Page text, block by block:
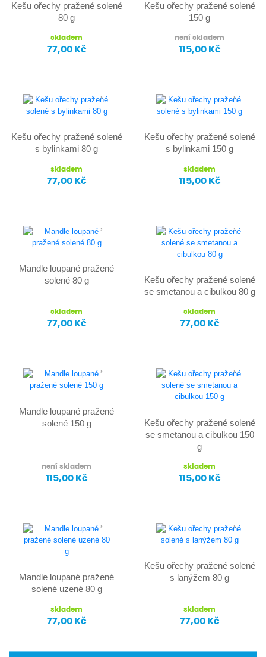
Kešu ořechy pražené solené
80 g
skladem
77,00 Kč
Kešu ořechy pražené solené
150 g
není skladem
115,00 Kč
Kešu ořechy pražené solené
s bylinkami 80 g
skladem
77,00 Kč
Kešu ořechy pražené solené
s bylinkami 150 g
skladem
115,00 Kč
Mandle loupané pražené
solené 80 g
skladem
77,00 Kč
Kešu ořechy pražené solené
se smetanou a cibulkou 80 g
skladem
77,00 Kč
Mandle loupané pražené
solené 150 g
není skladem
115,00 Kč
Kešu ořechy pražené solené
se smetanou a cibulkou 150
g
skladem
115,00 Kč
Mandle loupané pražené
solené uzené 80 g
skladem
77,00 Kč
Kešu ořechy pražené solené
s lanýžem 80 g
skladem
77,00 Kč